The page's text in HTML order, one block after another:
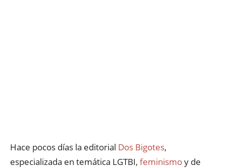
Hace pocos días la editorial Dos Bigotes,
especializada en temática LGTBI, feminismoy de